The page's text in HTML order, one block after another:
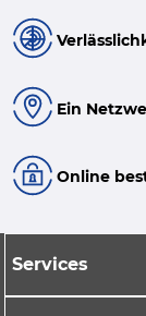
Ein
Online
Services